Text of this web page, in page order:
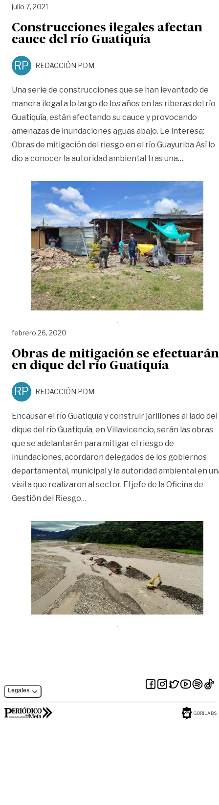
julio 7, 2021
Construcciones ilegales afectan
cauce del río Guatiquía
RP REDACCIÓN PDM
Una serie de construcciones que se han levantado de
manera ilegal a lo largo de los años en las riberas del río
Guatiquía, están afectando su cauce y provocando
amenazas de inundaciones aguas abajo. Le interesa:
Obras de mitigación del riesgo en el río Guayuriba Así lo
dio a conocer la autoridad ambiental tras una…
febrero 26, 2020
Obras de mitigación se efectuarán
en dique del río Guatiquía
RP REDACCIÓN PDM
Encausar el río Guatiquía y construir jarillones al lado del
dique del río Guatiquía, en Villavicencio, serán las obras
que se adelantarán para mitigar el riesgo de
inundaciones, acordaron delegados de los gobiernos
departamental, municipal y la autoridad ambiental en
visita que realizaron al sector. El jefe de la Oficina de
Gestión del Riesgo…
Legales
GORILABS